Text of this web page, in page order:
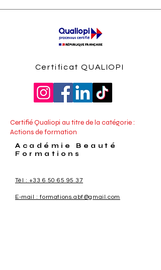
Certificat QUALIOPI
Certifié Qualiopi au titre de la catégorie :
Actions de formation
Académie Beauté
Formations
Tél : +33 6 50 65 95 37
E-mail : formations.abf@gmail.com